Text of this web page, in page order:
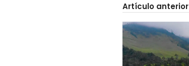
Artículo anterior